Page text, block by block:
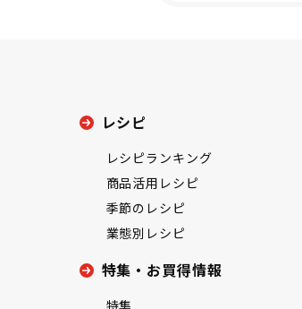
レシピ
レシピランキング
商品活用レシピ
季節のレシピ
業態別レシピ
特集・お買得情報
特集